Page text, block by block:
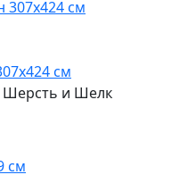
см
Шерсть и Шелк